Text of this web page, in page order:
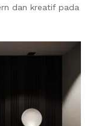
dan kreatif pada